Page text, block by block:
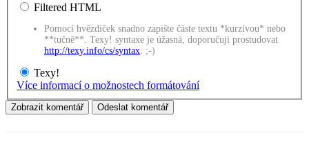
Filtered HTML
Pomocí hvězdiček snadno zapište částe textu *kurzívou* nebo
**tučně**. Texy! syntaxe je úžasná, doporučuji prostudovat
http://texy.info/cs/syntax . ;-)
Texy!
Více informací o možnostech formátování